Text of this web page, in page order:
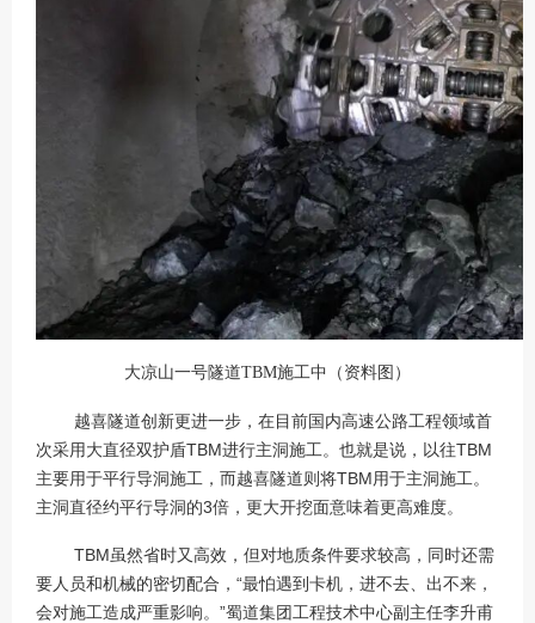
大凉山一号隧道TBM施工中（资料图）
越喜隧道创新更进一步，在目前国内高速公路工程领域首
次采用大直径双护盾TBM进行主洞施工。也就是说，以往TBM
主要用于平行导洞施工，而越喜隧道则将TBM用于主洞施工。
主洞直径约平行导洞的3倍，更大开挖面意味着更高难度。
TBM虽然省时又高效，但对地质条件要求较高，同时还需
要人员和机械的密切配合，“最怕遇到卡机，进不去、出不来，
会对施工造成严重影响。”蜀道集团工程技术中心副主任李升甫